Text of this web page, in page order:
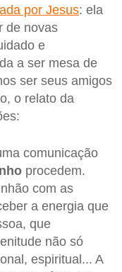
por Jesus: ela
de novas
e
a ser mesa de
ser seus amigos
o relato da
comunicação
procedem.
com as
a energia que
que
não só
espiritual... A